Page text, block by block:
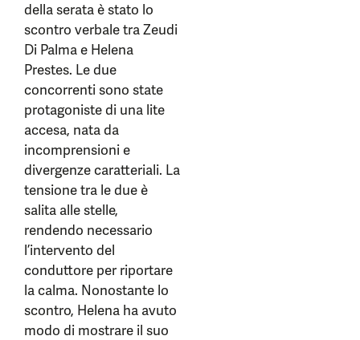
della serata è stato lo
scontro verbale tra Zeudi
Di Palma e Helena
Prestes. Le due
concorrenti sono state
protagoniste di una lite
accesa, nata da
incomprensioni e
divergenze caratteriali. La
tensione tra le due è
salita alle stelle,
rendendo necessario
l’intervento del
conduttore per riportare
la calma. Nonostante lo
scontro, Helena ha avuto
modo di mostrare il suo